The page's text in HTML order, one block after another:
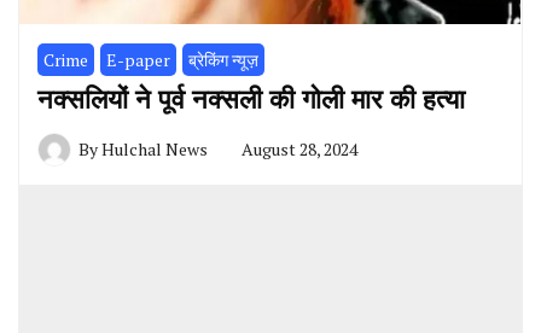
Crime E-paper ब्रेकिंग न्यूज़
नक्सलियों ने पूर्व नक्सली की गोली मार की हत्या
ByHulchal News August 28, 2024